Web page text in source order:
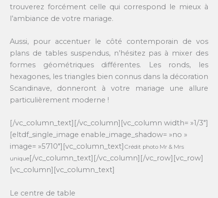
trouverez forcément celle qui correspond le mieux à
l’ambiance de votre mariage.
Aussi, pour accentuer le côté contemporain de vos
plans de tables suspendus, n’hésitez pas à mixer des
formes géométriques différentes. Les ronds, les
hexagones, les triangles bien connus dans la décoration
Scandinave, donneront à votre mariage une allure
particulièrement moderne !
[/vc_column_text][/vc_column][vc_column width= »1/3″]
[eltdf_single_image enable_image_shadow= »no »
image= »5710″][vc_column_text] Crédit photo Mr & Mrs
unique [/vc_column_text][/vc_column][/vc_row][vc_row]
[vc_column][vc_column_text]
Le centre de table